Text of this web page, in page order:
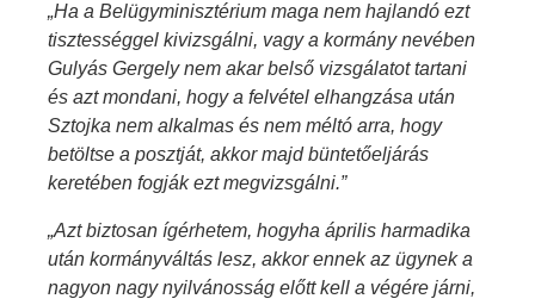
„Ha a Belügyminisztérium maga nem hajlandó ezt
tisztességgel kivizsgálni, vagy a kormány nevében
Gulyás Gergely nem akar belső vizsgálatot tartani
és azt mondani, hogy a felvétel elhangzása után
Sztojka nem alkalmas és nem méltó arra, hogy
betöltse a posztját, akkor majd büntetőeljárás
keretében fogják ezt megvizsgálni.”
„Azt biztosan ígérhetem, hogyha április harmadika
után kormányváltás lesz, akkor ennek az ügynek a
nagyon nagy nyilvánosság előtt kell a végére járni,